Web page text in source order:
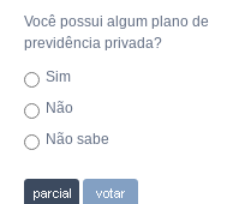
Você possui algum plano de
previdência privada?
Sim
Não
Não sabe